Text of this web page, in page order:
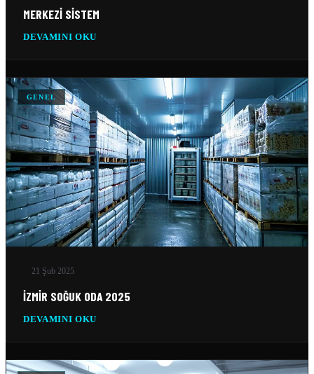
SILO SOĞUTMA SOĞUTMA SISTEMLERI
10 Şub 2026
BUZ FABRIKASI SOĞUTMA SISTEMLERI
10 Şub 2026
MERKEZI SISTEM
DEVAMINI OKU
GENEL
21 Şub 2025
İZMIR SOĞUK ODA 2025
DEVAMINI OKU